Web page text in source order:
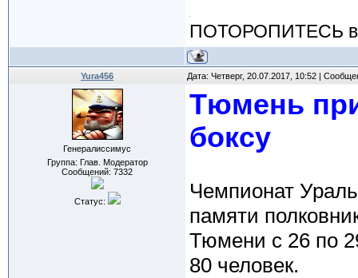
ПОТОРОПИТЕСЬ
Yura456 Дата: Четверг, 20.07.2017, 10:52 |
Генералиссимус
Группа: Глав. Модератор
Сообщений: 7332
Статус:
Тюмень
боксу
Чемпионат
памяти
Тюмени с 26 по
80 человек.